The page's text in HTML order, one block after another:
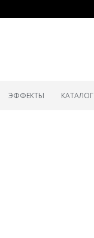
ЭФФЕКТЫ КАТАЛОГ